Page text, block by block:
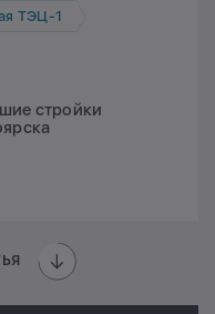
ТЭЦ-1
стройки